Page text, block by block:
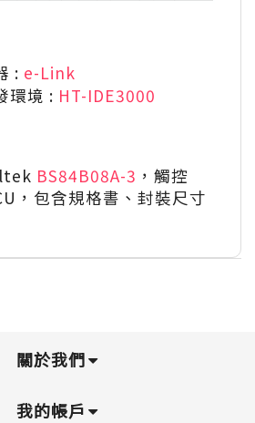
: e-Link
環境 : HT-IDE3000
BS84B08A-3 ，觸控
，包含規格書、封裝尺寸
關於我們
我的帳戶